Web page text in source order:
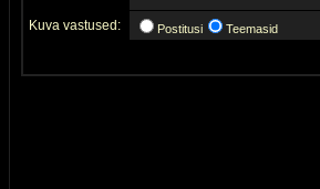
Kuva vastused: Postitusi Teemasid